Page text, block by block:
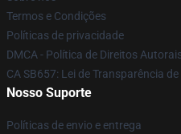
Termos e Condições
Políticas de privacidade
DMCA - Política de Direitos
CA SB657: Lei de Transparência
Nosso Suporte
Políticas de envio e entrega